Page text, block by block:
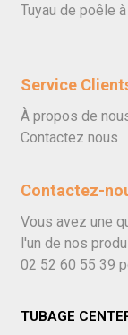
Tuyau de poêle
Service
À propos de
Contactez nous
Contactez-
Vous avez une
l'un de nos
02 52 60 55 39
TUBAGE